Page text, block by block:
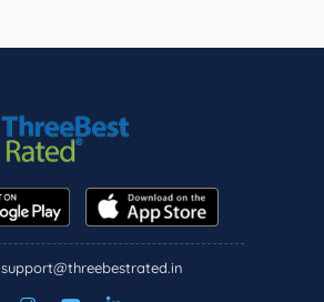
support@threebestrated.in